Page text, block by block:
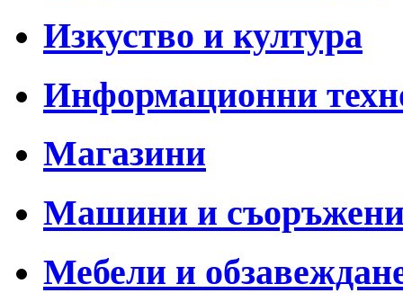
Изкуство и култура
Информационни
Магазини
Машини и
Мебели и